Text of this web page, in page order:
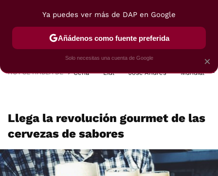
POSTRES VIAJES SELECCIÓN VEGUI
HOY SE HABLA DE Cena Lidl José Andrés Mundial
Llega la revolución gourmet de las
cervezas de sabores
×
Ya puedes ver más de DAP en Google
Añádenos como fuente preferida
Solo necesitas una cuenta de Google